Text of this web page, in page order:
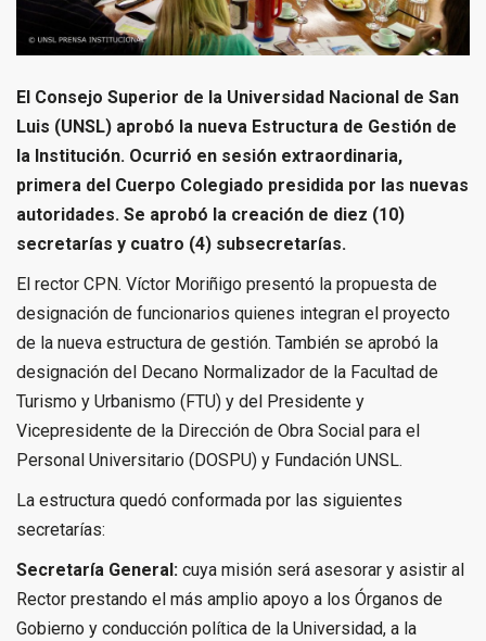
El Consejo Superior de la Universidad Nacional de San
Luis (UNSL) aprobó la nueva Estructura de Gestión de
la Institución. Ocurrió en sesión extraordinaria,
primera del Cuerpo Colegiado presidida por las nuevas
autoridades. Se aprobó la creación de diez (10)
secretarías y cuatro (4) subsecretarías.
El rector CPN. Víctor Moriñigo presentó la propuesta de
designación de funcionarios quienes integran el proyecto
de la nueva estructura de gestión. También se aprobó la
designación del Decano Normalizador de la Facultad de
Turismo y Urbanismo (FTU) y del Presidente y
Vicepresidente de la Dirección de Obra Social para el
Personal Universitario (DOSPU) y Fundación UNSL.
La estructura quedó conformada por las siguientes
secretarías:
Secretaría General: cuya misión será asesorar y asistir al
Rector prestando el más amplio apoyo a los Órganos de
Gobierno y conducción política de la Universidad, a la